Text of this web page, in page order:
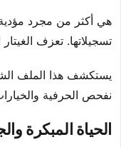
هي أكثر من مجرد
تسجيلاتها. تعزف
يستكشف هذا الملف
نفحص الحرفية
الحياة المبكرة